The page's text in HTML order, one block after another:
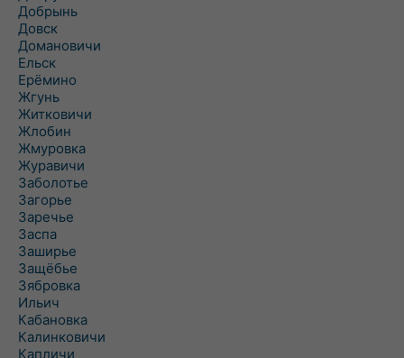
Добрынь
Довск
Домановичи
Ельск
Ерёмино
Жгунь
Житковичи
Жлобин
Жмуровка
Журавичи
Заболотье
Загорье
Заречье
Заспа
Заширье
Защёбье
Зябровка
Ильич
Кабановка
Калинковичи
Капличи